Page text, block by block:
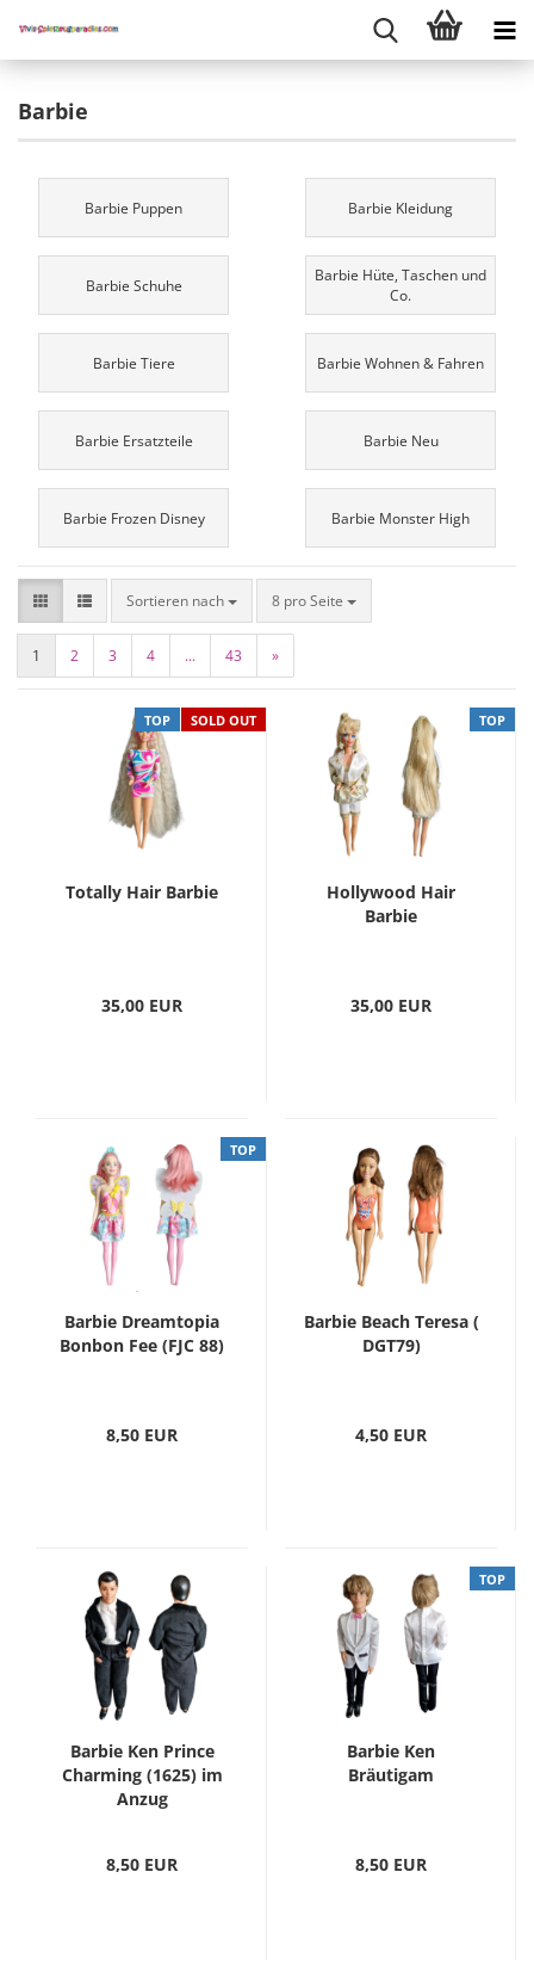
Barbie
Barbie Puppen Barbie Kleidung
Barbie Schuhe
Barbie Hüte, Taschen und
Co.
Barbie Tiere Barbie Wohnen & Fahren
Barbie Ersatzteile Barbie Neu
Barbie Frozen Disney Barbie Monster High
Sortieren nach 8 pro Seite
1 2 3 4 ... 43 »
TOP SOLD OUT
Totally Hair Barbie
35,00 EUR
TOP
Hollywood Hair
Barbie
35,00 EUR
TOP
Barbie Dreamtopia
Bonbon Fee (FJC 88)
8,50 EUR
Barbie Beach Teresa (
DGT79)
4,50 EUR
Barbie Ken Prince
Charming (1625) im
Anzug
8,50 EUR
TOP
Barbie Ken
Bräutigam
8,50 EUR